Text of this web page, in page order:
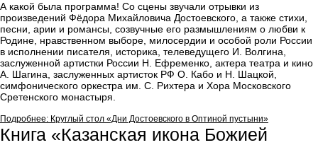
А какой была программа! Со сцены звучали отрывки из
произведений Фёдора Михайловича Достоевского, а также стихи,
песни, арии и романсы, созвучные его размышлениям о любви к
Родине, нравственном выборе, милосердии и особой роли России
в исполнении писателя, историка, телеведущего И. Волгина,
заслуженной артистки России Н. Ефременко, актера театра и кино
А. Шагина, заслуженных артисток РФ О. Кабо и Н. Шацкой,
симфонического оркестра им. С. Рихтера и Хора Московского
Сретенского монастыря.
Подробнее: Круглый стол «Дни Достоевского в Оптиной пустыни»
Книга «Казанская икона Божией